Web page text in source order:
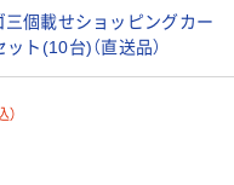
個載せショッピングカー
ト(10台)（直送品）
）